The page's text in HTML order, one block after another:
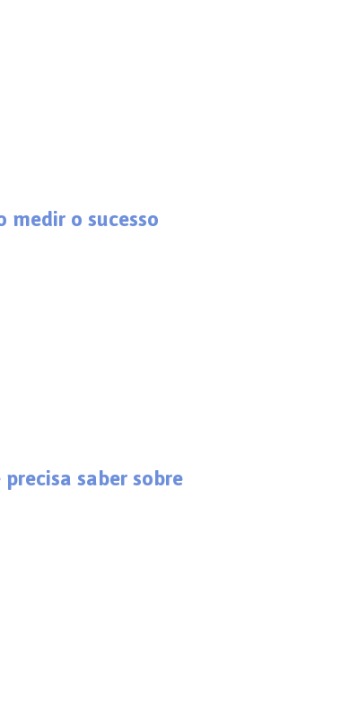
medir o sucesso
saber sobre